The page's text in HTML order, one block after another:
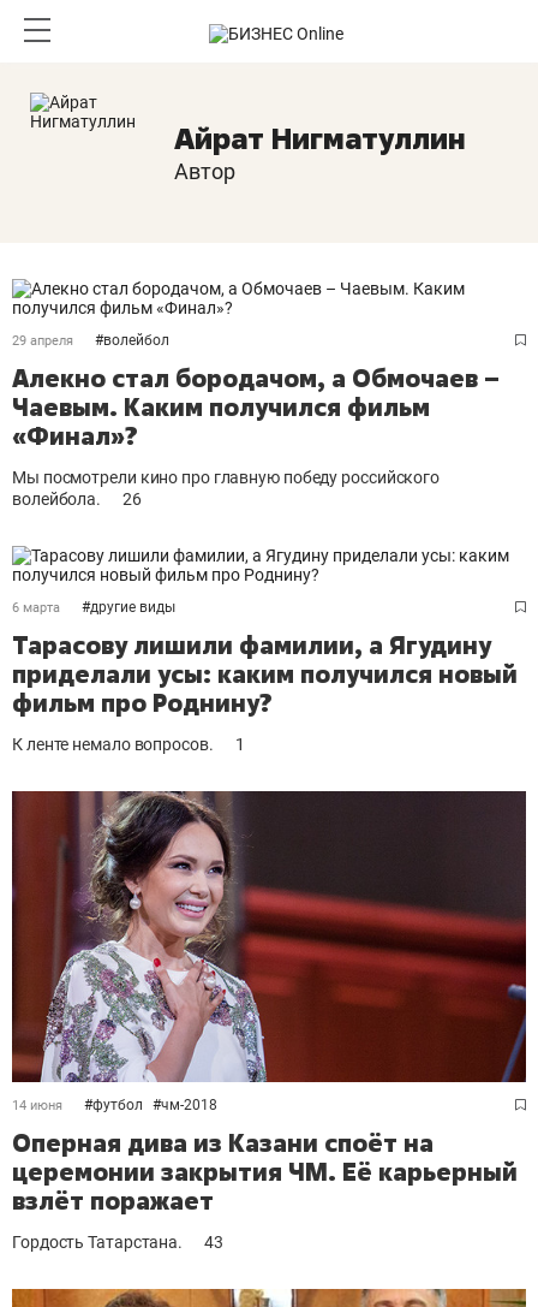
Айрат Нигматуллин
Автор
29 апреля #волейбол
Алекно стал бородачом, а Обмочаев –
Чаевым. Каким получился фильм
«Финал»?
Мы посмотрели кино про главную победу российского
волейбола.
26
6 марта #другие виды
Тарасову лишили фамилии, а Ягудину
приделали усы: каким получился новый
фильм про Роднину?
К ленте немало вопросов. 1
14 июня #футбол #чм-2018
Оперная дива из Казани споёт на
церемонии закрытия ЧМ. Её карьерный
взлёт поражает
Гордость Татарстана. 43